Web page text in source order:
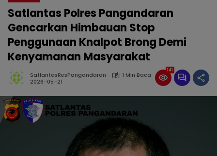
Satlantas Polres Pangandaran
Gencarkan Himbauan Stop
Penggunaan Knalpot Brong Demi
Kenyamanan Masyarakat
SatlantasResPangandaran
1 Min Baca
2026-05-21
141